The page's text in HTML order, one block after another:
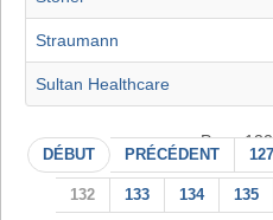
Straumann
Sultan Healthcare
Page
DÉBUT PRÉCÉDENT 127
132 133 134 135